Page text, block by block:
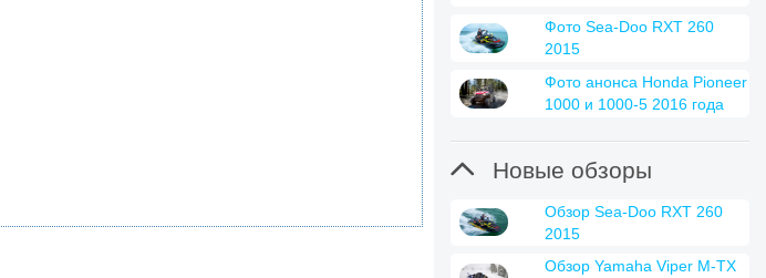
Фото Sea-Doo RXT 260
2015
Фото анонса Honda Pioneer
1000 и 1000-5 2016 года
 Новые обзоры
Обзор Sea-Doo RXT 260
2015
Обзор Yamaha Viper M-TX